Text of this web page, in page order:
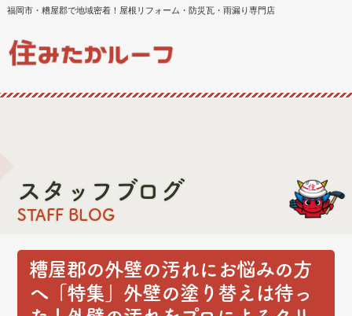
福岡市・糟屋郡で地域密着！屋根リフォーム・防災瓦・雨漏り専門店
スタッフブログ
STAFF BLOG
糟屋郡の外壁の汚れにお悩みの方
へ「特集」外壁の塗り替えは待っ